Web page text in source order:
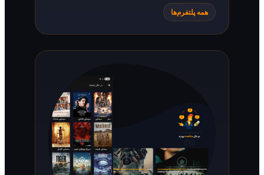
همه پلتفرم‌ها